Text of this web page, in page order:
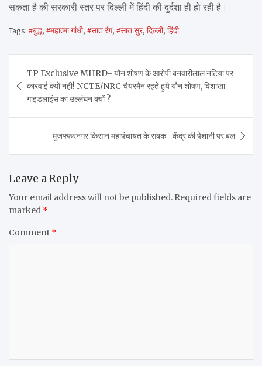
सकता है की सरकारी स्तर पर दिल्ली में हिंदी की दुर्दशा ही हो रही है।
Tags: #बुद्ध, #महात्मा गांधी, #सात रंग, #सात सुर, दिल्ली, हिंदी
navigation
TP Exclusive MHRD- यौन शोषण के आरोपी बनवारीलाल नटिया पर
कारवाई क्यों नहीं! NCTE/NRC चैयरमैन रहते हुये यौन शोषण, विशाखा
गाइडलाइंस का उल्लंघन क्यों ?
मुजफ्फरनगर किसान महापंचायत के सबक- केंद्र की पेशानी पर बल
Leave a Reply
Your email address will not be published. Required fields are
marked *
Comment *